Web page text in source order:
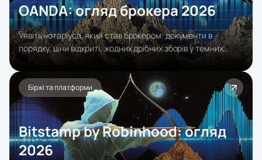
OANDA: огляд брокера 2026
Уявіть нотаріуса, який став брокером: документи в
порядку, ціни відкриті, жодних дрібних зборів у темних
куточках договору, і так вже майже тридцять років. Саме
такий образ формує OANDA у світі роздрібного трейдингу:
брокер, який першим в індустрії почав публікувати
потокові дані про спреди в реальному часі і добровільно
оприлюднює звіти про якість виконання ордерів.
Біржі та платформи
Bitstamp by Robinhood: огляд
2026